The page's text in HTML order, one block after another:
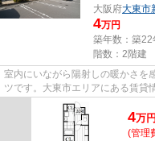
大阪府大東市
4万円
築年数：築22
階数：2階建
室内にいながら陽射しの暖かさを
ツです。大東市エリアにある賃貸
下さい。当社は、多種多様な...
4万円
(管理